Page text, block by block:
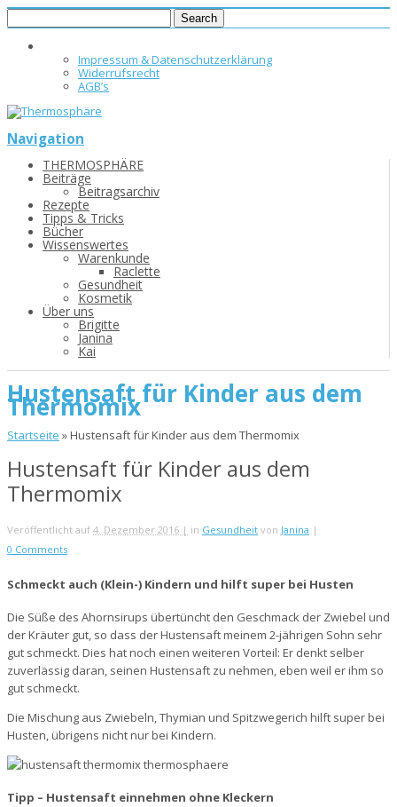
Impressum & Datenschutzerklärung
Widerrufsrecht
AGB’s
Navigation
THERMOSPHÄRE
Beiträge
Beitragsarchiv
Rezepte
Tipps & Tricks
Bücher
Wissenswertes
Warenkunde
Raclette
Gesundheit
Kosmetik
Über uns
Brigitte
Janina
Kai
Hustensaft für Kinder aus dem
Thermomix
Startseite »Hustensaft für Kinder aus dem Thermomix
Hustensaft für Kinder aus dem
Thermomix
Veröffentlicht auf 4. Dezember 2016 | in Gesundheit von Janina |
0 Comments
Schmeckt auch (Klein-) Kindern und hilft super bei Husten
Die Süße des Ahornsirups übertüncht den Geschmack der Zwiebel und
der Kräuter gut, so dass der Hustensaft meinem 2-jährigen Sohn sehr
gut schmeckt. Dies hat noch einen weiteren Vorteil: Er denkt selber
zuverlässig daran, seinen Hustensaft zu nehmen, eben weil er ihm so
gut schmeckt.
Die Mischung aus Zwiebeln, Thymian und Spitzwegerich hilft super bei
Husten, übrigens nicht nur bei Kindern.
Tipp – Hustensaft einnehmen ohne Kleckern